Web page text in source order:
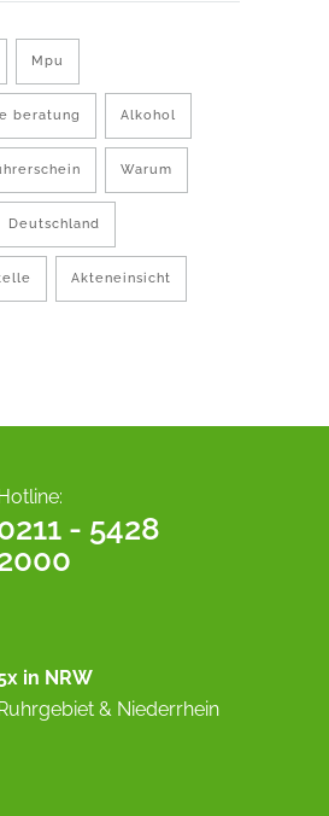
Mpu
beratung Alkohol
Warum
Deutschland
Akteneinsicht
- 5428
in NRW
& Niederrhein